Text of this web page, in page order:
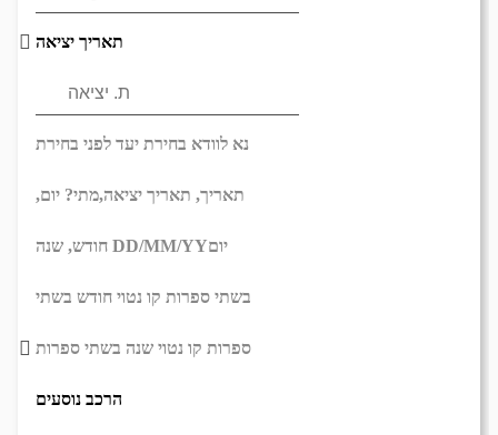
תאריך יציאה
נא לוודא בחירת יעד לפני בחירת
תאריך, תאריך יציאה,מתי? יום,
DD/MM/YYיום
בשתי ספרות קו נטוי חודש בשתי
ספרות קו נטוי שנה בשתי ספרות
הרכב נוסעים